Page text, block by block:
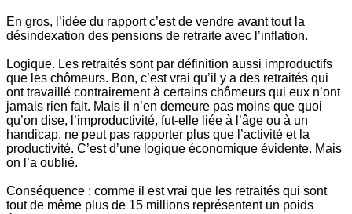
En gros, l’idée du rapport c’est de vendre avant tout la
désindexation des pensions de retraite avec l’inflation.
Logique. Les retraités sont par définition aussi improductifs
que les chômeurs. Bon, c’est vrai qu’il y a des retraités qui
ont travaillé contrairement à certains chômeurs qui eux n’ont
jamais rien fait. Mais il n’en demeure pas moins que quoi
qu’on dise, l’improductivité, fut-elle liée à l’âge ou à un
handicap, ne peut pas rapporter plus que l’activité et la
productivité. C’est d’une logique économique évidente. Mais
on l’a oublié.
Conséquence : comme il est vrai que les retraités qui sont
tout de même plus de 15 millions représentent un poids